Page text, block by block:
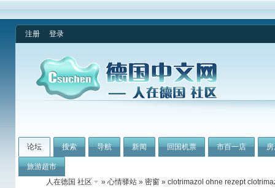
注册 登录
论坛 搜索 导航 新闻 回国机票 市百一店
旅游超市
人在德国 社区
» 心情驿站 » 密窗 » clotrimazol ohne rezept